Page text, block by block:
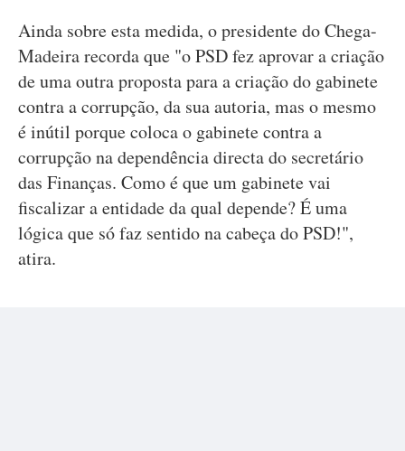
Ainda sobre esta medida, o presidente do Chega-
Madeira recorda que "o PSD fez aprovar a criação
de uma outra proposta para a criação do gabinete
contra a corrupção, da sua autoria, mas o mesmo
é inútil porque coloca o gabinete contra a
corrupção na dependência directa do secretário
das Finanças. Como é que um gabinete vai
fiscalizar a entidade da qual depende? É uma
lógica que só faz sentido na cabeça do PSD!",
atira.